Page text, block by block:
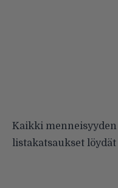
Kaikki menneisyyden
listakatsaukset löydät